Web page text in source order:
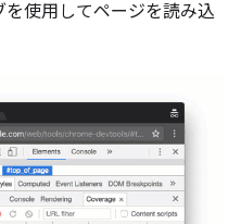
を使用してページを読み込